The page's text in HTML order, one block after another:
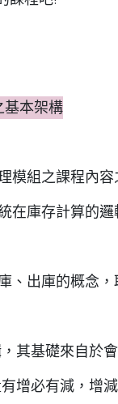
本架構
組之課程內容
在庫存計算的
出庫的概念
其基礎來自於
增必有減，增